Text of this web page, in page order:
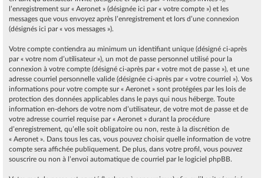
l’enregistrement sur « Aeronet » (désignée ici par « votre compte ») et les
messages que vous envoyez après l’enregistrement et lors d’une connexion
(désignés ici par « vos messages »).
Votre compte contiendra au minimum un identifiant unique (désigné ci-après
par « votre nom d’utilisateur »), un mot de passe personnel utilisé pour la
connexion à votre compte (désigné ci-après par « votre mot de passe »), et une
adresse courriel personnelle valide (désignée ci-après par « votre courriel »). Vos
informations pour votre compte sur « Aeronet » sont protégées par les lois de
protection des données applicables dans le pays qui nous héberge. Toute
information en-dehors de votre nom d’utilisateur, de votre mot de passe et de
votre adresse courriel requise par « Aeronet » durant la procédure
d’enregistrement, qu’elle soit obligatoire ou non, reste à la discrétion de
« Aeronet ». Dans tous les cas, vous pouvez choisir quelle information de votre
compte sera affichée publiquement. De plus, dans votre profil, vous pouvez
souscrire ou non à l’envoi automatique de courriel par le logiciel phpBB.